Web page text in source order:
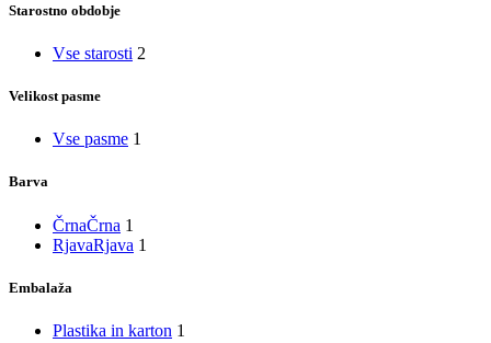
Starostno obdobje
Vse starosti 2
Velikost pasme
Vse pasme 1
Barva
ČrnaČrna 1
RjavaRjava 1
Embalaža
Plastika in karton 1